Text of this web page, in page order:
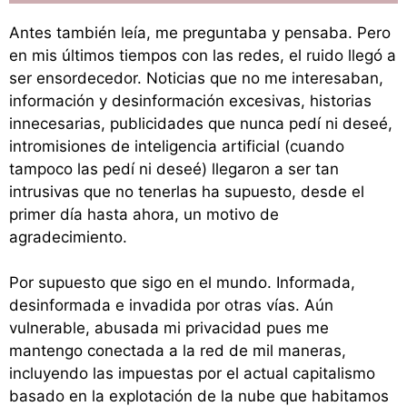
Antes también leía, me preguntaba y pensaba. Pero
en mis últimos tiempos con las redes, el ruido llegó a
ser ensordecedor. Noticias que no me interesaban,
información y desinformación excesivas, historias
innecesarias, publicidades que nunca pedí ni deseé,
intromisiones de inteligencia artificial (cuando
tampoco las pedí ni deseé) llegaron a ser tan
intrusivas que no tenerlas ha supuesto, desde el
primer día hasta ahora, un motivo de
agradecimiento.
Por supuesto que sigo en el mundo. Informada,
desinformada e invadida por otras vías. Aún
vulnerable, abusada mi privacidad pues me
mantengo conectada a la red de mil maneras,
incluyendo las impuestas por el actual capitalismo
basado en la explotación de la nube que habitamos